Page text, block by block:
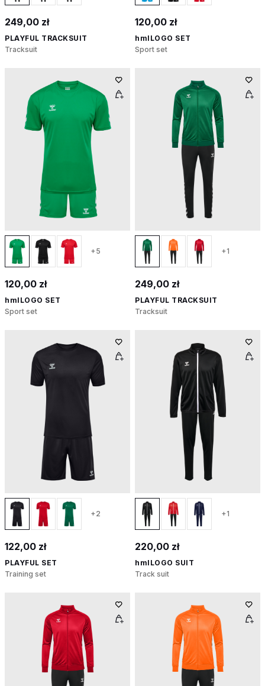
249,00 zł
PLAYFUL TRACKSUIT
Tracksuit
120,00 zł
hmlLOGO SET
Sport set
+5
120,00 zł
hmlLOGO SET
Sport set
+1
249,00 zł
PLAYFUL TRACKSUIT
Tracksuit
+2
122,00 zł
PLAYFUL SET
Training set
+1
220,00 zł
hmlLOGO SUIT
Track suit